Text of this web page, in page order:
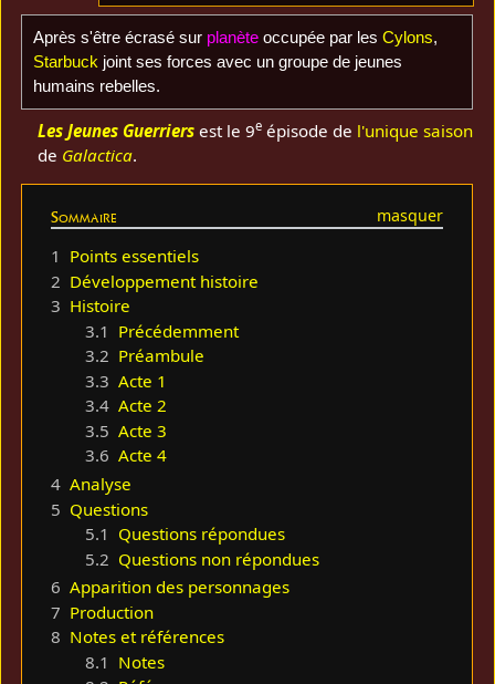
Après s'être écrasé sur planèteoccupée par les Cylons,
Starbuck joint ses forces avec un groupe de jeunes
humains rebelles.
Les Jeunes Guerriers est le 9e épisode de l'unique saison
de Galactica.
Sommaire
1 Points essentiels
2 Développement histoire
3 Histoire
3.1 Précédemment
3.2 Préambule
3.3 Acte 1
3.4 Acte 2
3.5 Acte 3
3.6 Acte 4
4 Analyse
5 Questions
5.1 Questions répondues
5.2 Questions non répondues
6 Apparition des personnages
7 Production
8 Notes et références
8.1 Notes